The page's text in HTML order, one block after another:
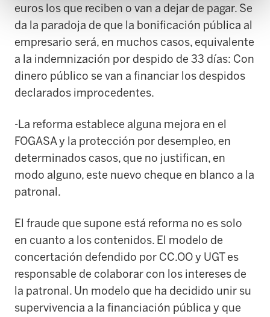
euros los que reciben o van a dejar de pagar. Se
da la paradoja de que la bonificación pública al
empresario será, en muchos casos, equivalente
a la indemnización por despido de 33 días: Con
dinero público se van a financiar los despidos
declarados improcedentes.
-La reforma establece alguna mejora en el
FOGASA y la protección por desempleo, en
determinados casos, que no justifican, en
modo alguno, este nuevo cheque en blanco a la
patronal.
El fraude que supone está reforma no es solo
en cuanto a los contenidos. El modelo de
concertación defendido por CC.OO y UGT es
responsable de colaborar con los intereses de
la patronal. Un modelo que ha decidido unir su
supervivencia a la financiación pública y que